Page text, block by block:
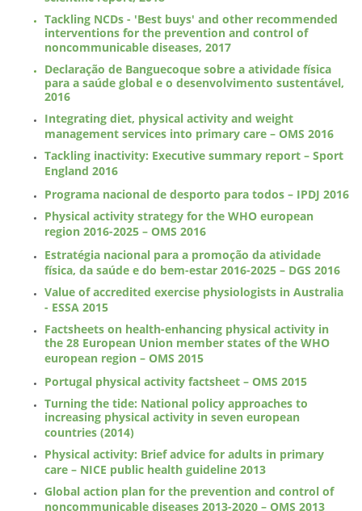
Tackling NCDs - 'Best buys' and other recommended
interventions for the prevention and control of
noncommunicable diseases, 2017
Declaração de Banguecoque sobre a atividade física
para a saúde global e o desenvolvimento sustentável,
2016
Integrating diet, physical activity and weight
management services into primary care – OMS 2016
Tackling inactivity: Executive summary report – Sport
England 2016
Programa nacional de desporto para todos – IPDJ 2016
Physical activity strategy for the WHO european
region 2016-2025 – OMS 2016
Estratégia nacional para a promoção da atividade
física, da saúde e do bem-estar 2016-2025 – DGS 2016
Value of accredited exercise physiologists in Australia
- ESSA 2015
Factsheets on health-enhancing physical activity in
the 28 European Union member states of the WHO
european region – OMS 2015
Portugal physical activity factsheet – OMS 2015
Turning the tide: National policy approaches to
increasing physical activity in seven european
countries (2014)
Physical activity: Brief advice for adults in primary
care – NICE public health guideline 2013
Global action plan for the prevention and control of
noncommunicable diseases 2013-2020 – OMS 2013